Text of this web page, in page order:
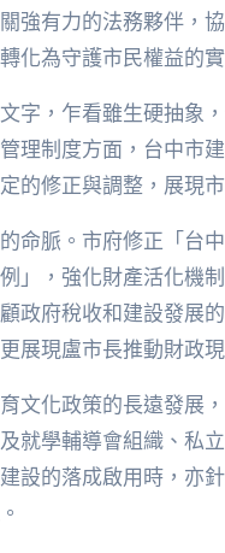
強有力的法務夥伴，
化為守護市民權益的
字，乍看雖生硬抽象
理制度方面，台中市
的修正與調整，展現
命脈。市府修正「台
」，強化財產活化機
政府稅收和建設發展
展現盧市長推動財政
文化政策的長遠發展
就學輔導會組織、私
設的落成啟用時，亦